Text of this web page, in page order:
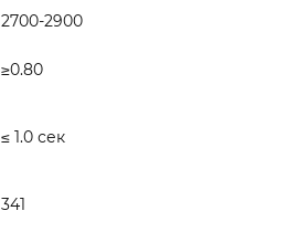
2700-2900
≥0.80
≤ 1.0 сек
341